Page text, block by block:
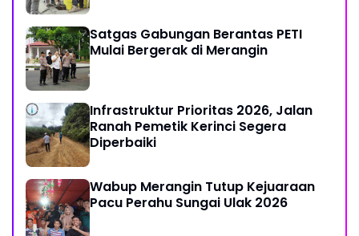
Satgas Gabungan Berantas PETI
Mulai Bergerak di Merangin
Infrastruktur Prioritas 2026, Jalan
Ranah Pemetik Kerinci Segera
Diperbaiki
Wabup Merangin Tutup Kejuaraan
Pacu Perahu Sungai Ulak 2026